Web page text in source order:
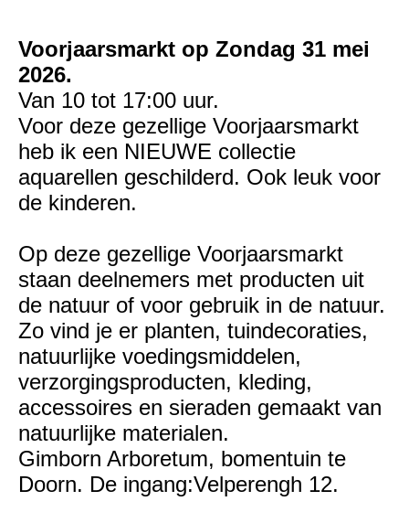
Voorjaarsmarkt op Zondag 31 mei
2026.
Van 10 tot 17:00 uur.
Voor deze gezellige Voorjaarsmarkt
heb ik een NIEUWE collectie
aquarellen geschilderd. Ook leuk voor
de kinderen.
Op deze gezellige Voorjaarsmarkt
staan deelnemers met producten uit
de natuur of voor gebruik in de natuur.
Zo vind je er planten, tuindecoraties,
natuurlijke voedingsmiddelen,
verzorgingsproducten, kleding,
accessoires en sieraden gemaakt van
natuurlijke materialen.
Gimborn Arboretum, bomentuin te
Doorn. De ingang:Velperengh 12.